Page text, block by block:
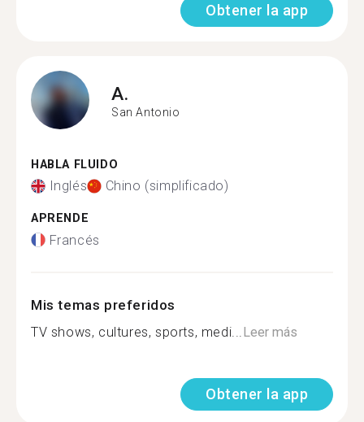
Obtener la app
A.
San Antonio
HABLA FLUIDO
Inglés Chino (simplificado)
APRENDE
Francés
Mis temas preferidos
TV shows, cultures, sports, medi... Leer más
Obtener la app